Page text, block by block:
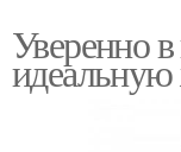
Уверенно